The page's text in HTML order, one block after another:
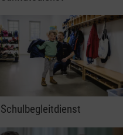
Schulbegleitdienst